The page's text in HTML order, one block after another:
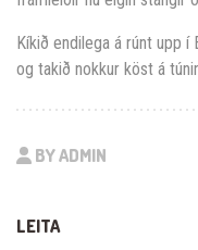
Kíkið endilega á rúnt upp í
og takið nokkur köst á
BY ADMIN
LEITA